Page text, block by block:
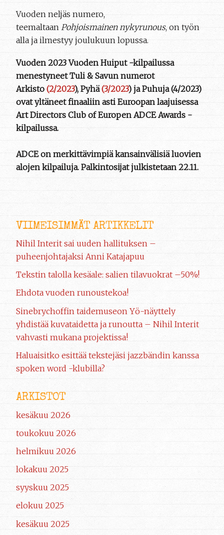
Vuoden neljäs numero,
teemaltaan Pohjoismainen nykyrunous, on työn
alla ja ilmestyy joulukuun lopussa.
Vuoden 2023 Vuoden Huiput -kilpailussa
menestyneet Tuli & Savun numerot
Arkisto (2/2023), Pyhä(3/2023) ja Puhuja (4/2023)
ovat yltäneet finaaliin asti Euroopan laajuisessa
Art Directors Club of Europen ADCE Awards -
kilpailussa.
ADCE on merkittävimpiä kansainvälisiä luovien
alojen kilpailuja. Palkintosijat julkistetaan 22.11.
VIIMEISIMMÄT ARTIKKELIT
Nihil Interit sai uuden hallituksen –
puheenjohtajaksi Anni Katajapuu
Tekstin talolla kesäale: salien tilavuokrat –50%!
Ehdota vuoden runoustekoa!
Sinebrychoffin taidemuseon Yö-näyttely
yhdistää kuvataidetta ja runoutta – Nihil Interit
vahvasti mukana projektissa!
Haluaisitko esittää tekstejäsi jazzbändin kanssa
spoken word -klubilla?
ARKISTOT
kesäkuu 2026
toukokuu 2026
helmikuu 2026
lokakuu 2025
syyskuu 2025
elokuu 2025
kesäkuu 2025